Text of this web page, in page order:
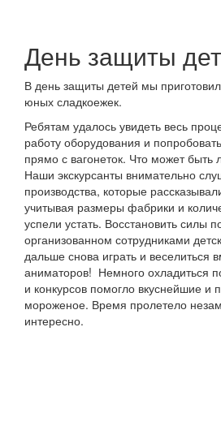
День защиты
В день защиты детей мы
юных сладкоежек.
Ребятам удалось увидеть весь
работу оборудования и
прямо с вагонеток. Что может быть
Наши экскурсанты внимательно
производства, которые
учитывая размеры фабрики и
успели устать. Восстановить силы
организованном сотрудниками
дальше снова играть и веселиться
аниматоров! Немного охладиться
и конкурсов помогло вкуснейшие и
мороженое. Время пролетело
интересно.